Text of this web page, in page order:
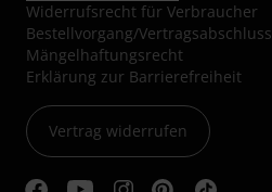
Widerrufsrecht für Verbraucher
Bestellvorgang/Vertragsabschluss
Mängelhaftungsrecht
Erklärung zur Barrierefreiheit
Vertrag widerrufen